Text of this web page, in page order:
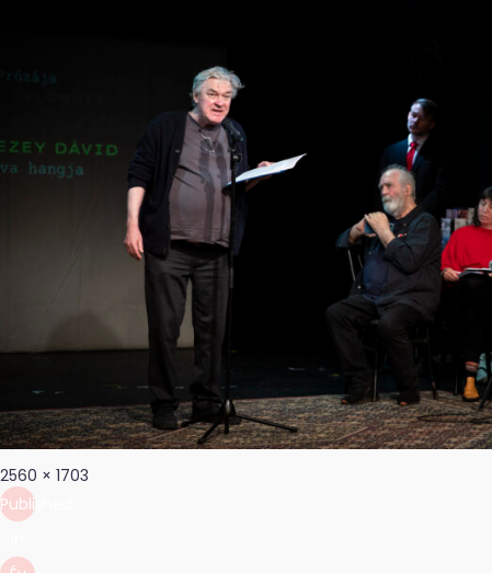
Full
size
2560 × 1703
Bejegyzés
navigáció
Published